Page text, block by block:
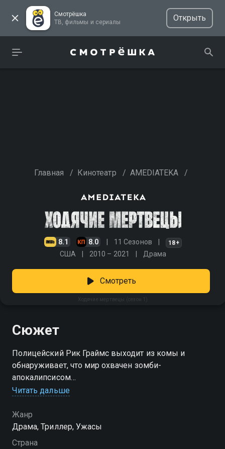
Смотрёшка
ТВ, фильмы и сериалы
Открыть
Главная / Кинотеатр / AMEDIATEKA /
8.1 8.0 11 Сезонов 18+
США 2010 – 2021 Драма
Ходячие мертвецы (сезон 1)
Смотреть
Сюжет
Полицейский Рик Граймс выходит из комы и
обнаруживает, что мир охвачен зомби-
апокалипсисом
мертвецы вы можете совершенно бесплатно в
хорошем HD качестве на Смотрёшке
Читать дальше
Жанр
Драма, Триллер, Ужасы
Страна